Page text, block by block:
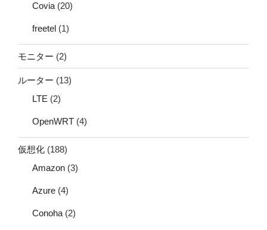
Covia (20)
freetel (1)
モニター (2)
ルーター (13)
LTE (2)
OpenWRT (4)
仮想化 (188)
Amazon (3)
Azure (4)
Conoha (2)